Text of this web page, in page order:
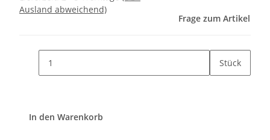
Ausland abweichend)
Frage zum Artikel
Stück
In den Warenkorb